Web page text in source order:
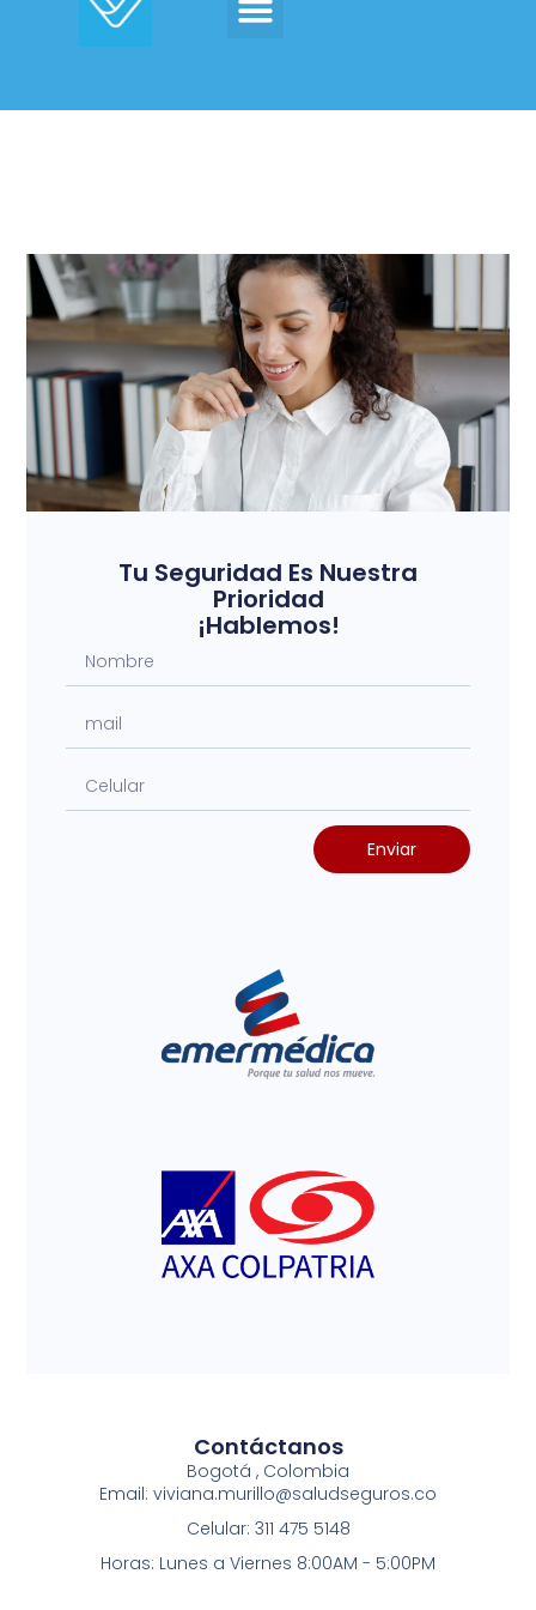
Tu Seguridad Es Nuestra
Prioridad
¡Hablemos!
Enviar
Contáctanos
Bogotá , Colombia
Email: viviana.murillo@saludseguros.co
Celular: 311 475 5148
Horas: Lunes a Viernes 8:00AM - 5:00PM